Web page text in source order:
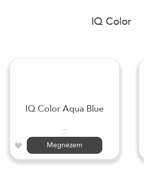
IQ Color
IQ Color Aqua Blue
...
Megnézem